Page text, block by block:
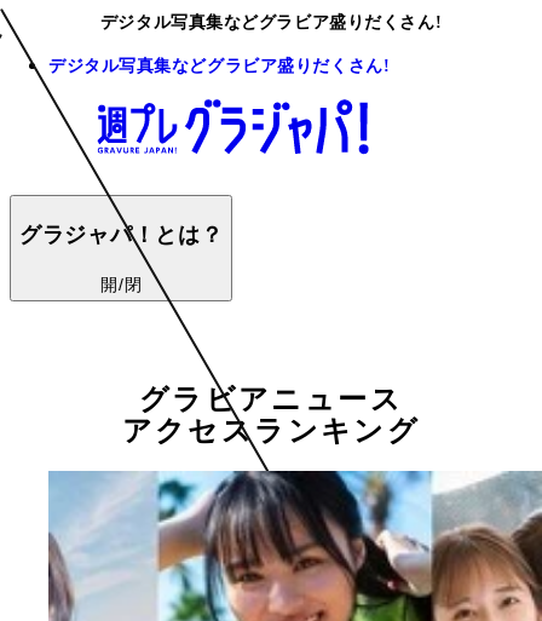
デジタル写真集などグラビア盛りだくさん!
デジタル写真集などグラビア盛りだくさん!
グラジャパ！とは？
開/閉
グラビアニュース
アクセスランキング